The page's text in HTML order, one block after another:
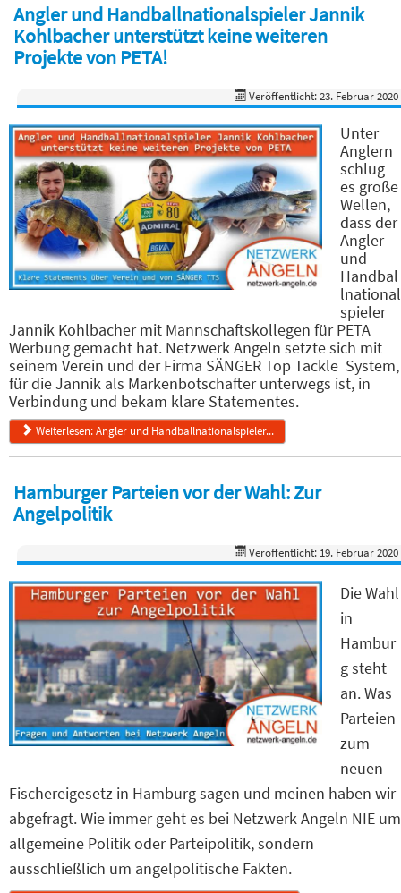
Angler und Handballnationalspieler Jannik
Kohlbacher unterstützt keine weiteren
Projekte von PETA!
Veröffentlicht: 23. Februar 2020
Unter
Anglern
schlug
es große
Wellen,
dass der
Angler
und
Handbal
lnational
spieler
Jannik Kohlbacher mit Mannschaftskollegen für PETA
Werbung gemacht hat. Netzwerk Angeln setzte sich mit
seinem Verein und der Firma SÄNGER Top Tackle System,
für die Jannik als Markenbotschafter unterwegs ist, in
Verbindung und bekam klare Statementes.
Weiterlesen: Angler und Handballnationalspieler...
Hamburger Parteien vor der Wahl: Zur
Angelpolitik
Veröffentlicht: 19. Februar 2020
Die Wahl
in
Hambur
g steht
an. Was
Parteien
zum
neuen
Fischereigesetz in Hamburg sagen und meinen haben wir
abgefragt. Wie immer geht es bei Netzwerk Angeln NIE um
allgemeine Politik oder Parteipolitik, sondern
ausschließlich um angelpolitische Fakten.